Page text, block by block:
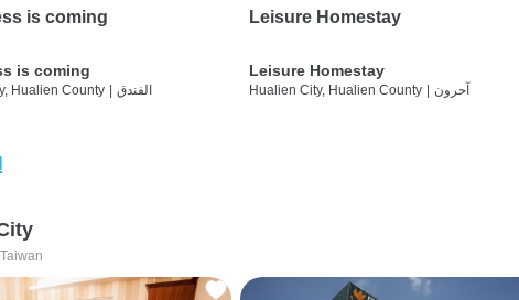
is coming
is coming
Hualien County الفندق
Leisure Homestay
Leisure Homestay
Hualien City, Hualien County آحرون